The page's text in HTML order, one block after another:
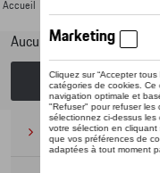
Accueil
Aucun modèle sélectionné
Camping(2)